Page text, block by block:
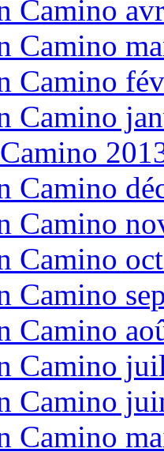
Camino
Camino
Camino
Camino
Camino
Camino
Camino
Camino
Camino
Camino
Camino
Camino